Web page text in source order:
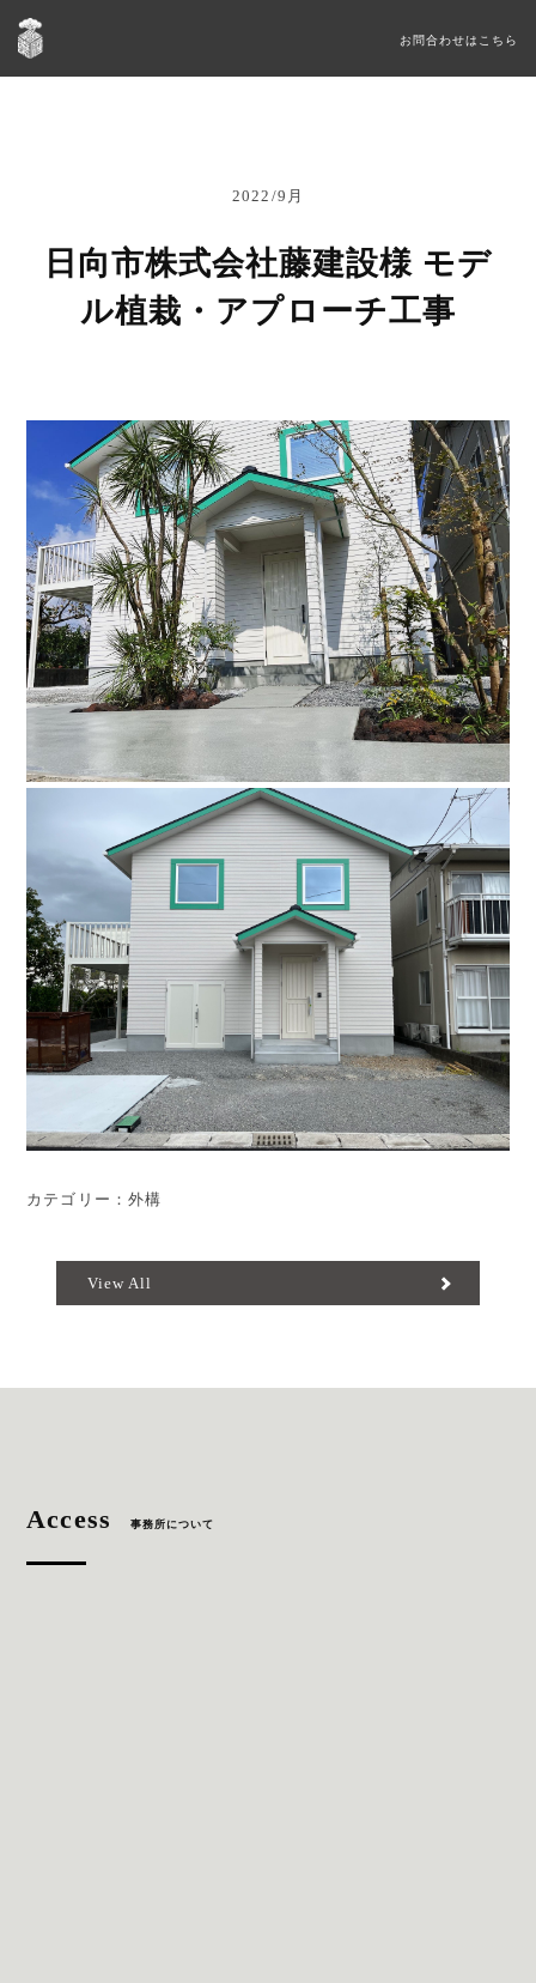
お問合わせはこちら
2022/9月
日向市株式会社藤建設様 モデ
ル植栽・アプローチ工事
カテゴリー：外構
View All
Access 事務所について